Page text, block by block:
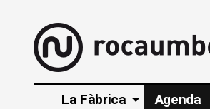
La Fàbrica Agenda